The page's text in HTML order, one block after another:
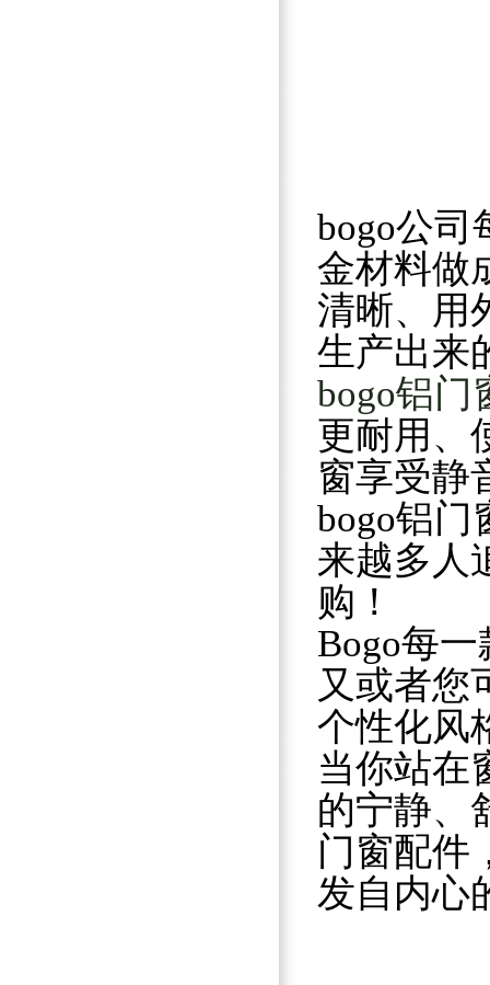
bogo公司
金材料做
清晰、用
生产出来
bogo铝门
更耐用、
窗享受静
bogo铝门
来越多人
购！
Bogo每
又或者您
个性化风
当你站在
的宁静、
门窗配件
发自内心